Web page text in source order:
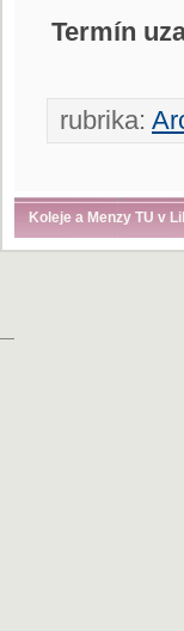
Termín
rubrika:
Koleje a Menzy TU v